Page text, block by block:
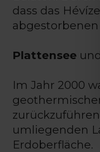
dass das
Plattensee und
Im Jahr 2000
umliegenden
Erdoberfläche.